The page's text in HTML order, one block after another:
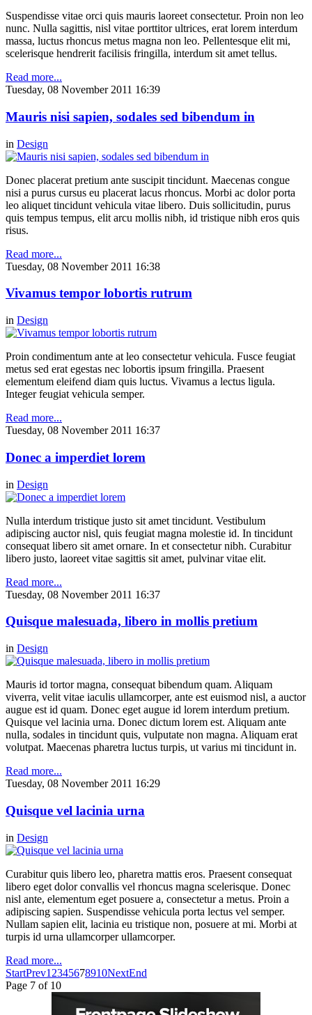
Suspendisse vitae orci quis mauris laoreet consectetur. Proin non leo
nunc. Nulla sagittis, nisl vitae porttitor ultrices, erat lorem interdum
massa, luctus rhoncus metus magna non leo. Pellentesque elit mi,
scelerisque hendrerit facilisis fringilla, interdum sit amet tellus.
Read more...
Tuesday, 08 November 2011 16:39
Mauris nisi sapien, sodales sed bibendum in
in Design
Donec placerat pretium ante suscipit tincidunt. Maecenas congue
nisi a purus cursus eu placerat lacus rhoncus. Morbi ac dolor porta
leo aliquet tincidunt vehicula vitae libero. Duis sollicitudin, purus
quis tempus tempus, elit arcu mollis nibh, id tristique nibh eros quis
risus.
Read more...
Tuesday, 08 November 2011 16:38
Vivamus tempor lobortis rutrum
in Design
Proin condimentum ante at leo consectetur vehicula. Fusce feugiat
metus sed erat egestas nec lobortis ipsum fringilla. Praesent
elementum eleifend diam quis luctus. Vivamus a lectus ligula.
Integer feugiat vehicula semper.
Read more...
Tuesday, 08 November 2011 16:37
Donec a imperdiet lorem
in Design
Nulla interdum tristique justo sit amet tincidunt. Vestibulum
adipiscing auctor nisl, quis feugiat magna molestie id. In tincidunt
consequat libero sit amet ornare. In et consectetur nibh. Curabitur
libero justo, laoreet vitae sagittis sit amet, pulvinar vitae elit.
Read more...
Tuesday, 08 November 2011 16:37
Quisque malesuada, libero in mollis pretium
in Design
Mauris id tortor magna, consequat bibendum quam. Aliquam
viverra, velit vitae iaculis ullamcorper, ante est euismod nisl, a auctor
augue est id quam. Donec eget augue id lorem interdum pretium.
Quisque vel lacinia urna. Donec dictum lorem est. Aliquam ante
nulla, sodales in tincidunt quis, vulputate non magna. Aliquam erat
volutpat. Maecenas pharetra luctus turpis, ut varius mi tincidunt in.
Read more...
Tuesday, 08 November 2011 16:29
Quisque vel lacinia urna
in Design
Curabitur quis libero leo, pharetra mattis eros. Praesent consequat
libero eget dolor convallis vel rhoncus magna scelerisque. Donec
nisl ante, elementum eget posuere a, consectetur a metus. Proin a
adipiscing sapien. Suspendisse vehicula porta lectus vel semper.
Nullam sapien elit, lacinia eu tristique non, posuere at mi. Morbi at
turpis id urna ullamcorper ullamcorper.
Read more...
StartPrev1 2345678910NextEnd
Page 7 of 10